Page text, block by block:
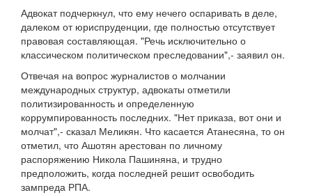
Адвокат подчеркнул, что ему нечего оспаривать в деле,
далеком от юриспруденции, где полностью отсутствует
правовая составляющая. "Речь исключительно о
классическом политическом преследовании",- заявил он.
Отвечая на вопрос журналистов о молчании
международных структур, адвокаты отметили
политизированность и определенную
коррумпированность последних. "Нет приказа, вот они и
молчат",- сказал Меликян. Что касается Атанесяна, то он
отметил, что Ашотян арестован по личному
распоряжению Никола Пашиняна, и трудно
предположить, когда последней решит освободить
зампреда РПА.